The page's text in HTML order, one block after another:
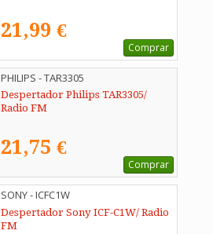
21,99 €
Comprar
PHILIPS - TAR3305
Despertador Philips TAR3305/
Radio FM
21,75 €
Comprar
SONY - ICFC1W
Despertador Sony ICF-C1W/ Radio
FM